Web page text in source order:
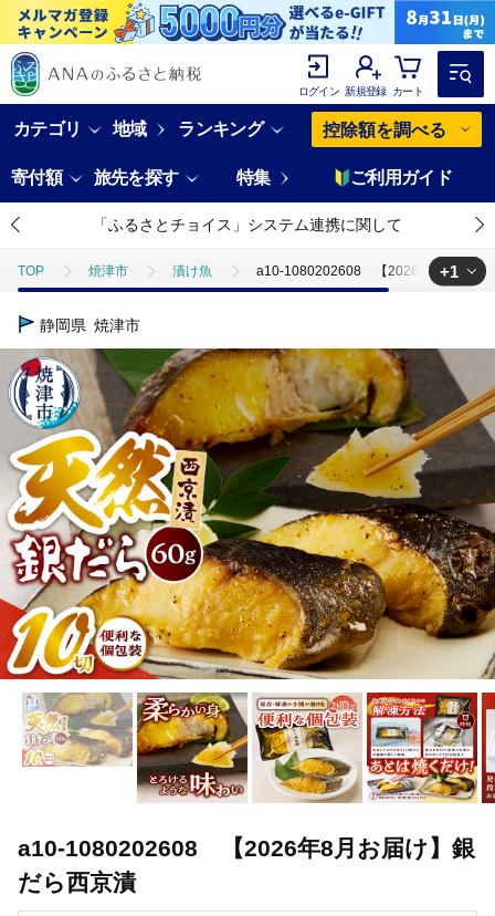
ログイン 新規登録 カート
カテゴリ 地域 ランキング 控除額を調べる
寄付額 旅先を探す 特集 ご利用ガイド
「ふるさとチョイス」システム連携に関して
TOP 焼津市 漬け魚 a10-1080202608 【2026年8月お届け
TOP
+1
静岡県 焼津市
a10-1080202608 【2026年8月お届け】銀
だら西京漬